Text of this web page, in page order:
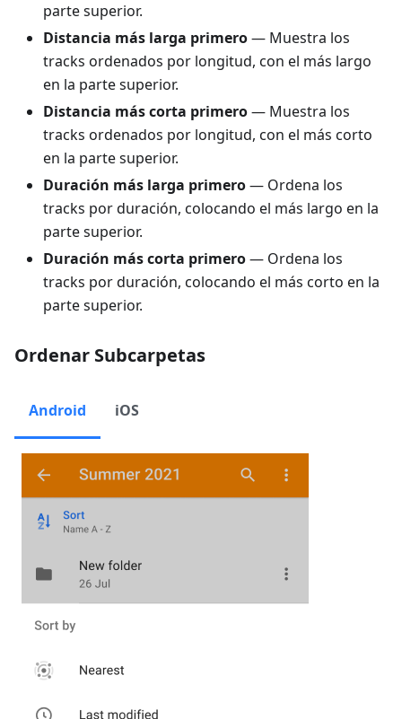
parte superior.
Distancia más larga primero— Muestra los
tracks ordenados por longitud, con el más largo
en la parte superior.
Distancia más corta primero— Muestra los
tracks ordenados por longitud, con el más corto
en la parte superior.
Duración más larga primero— Ordena los
tracks por duración, colocando el más largo en la
parte superior.
Duración más corta primero— Ordena los
tracks por duración, colocando el más corto en la
parte superior.
Ordenar Subcarpetas
Android iOS